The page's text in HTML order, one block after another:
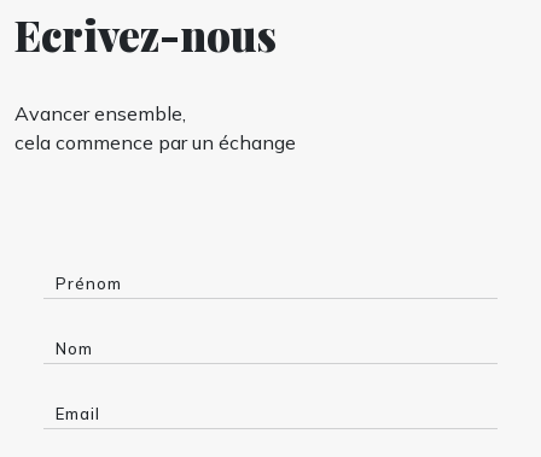
Ecrivez-nous
Avancer ensemble,
cela commence par un échange
Prénom
Nom
Email